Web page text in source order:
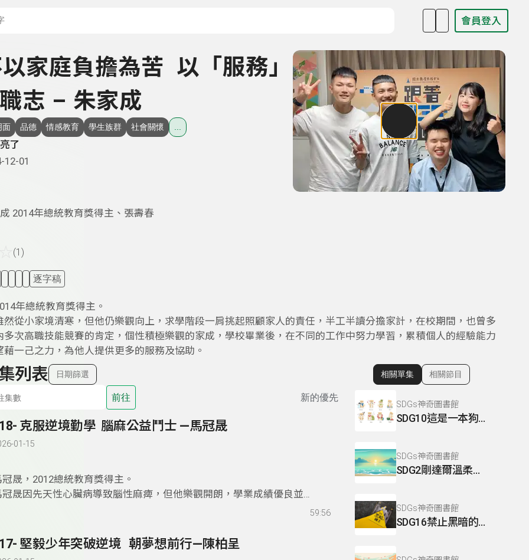
會員登入
家庭負擔為苦 以「服務」
志 – 朱家成
面 品德 情感教育 學生族群 社會關懷
了
12-01
2014年總統教育獎得主、張壽春
(1)
逐字稿
年總統教育獎得主。
然從小家境清寒，但他仍樂觀向上，求學階段一肩挑起照顧家人的責任，半工半讀分擔家計，在校期間，也曾多
多次高職技能競賽的肯定，個性積極樂觀的家成，學校畢業後，在不同的工作中努力學習，累積個人的經驗能力
藉一己之力，為他人提供更多的服務及協助。
列表 日期篩選
前往 新的優先
克服逆境勤學 腦麻公益鬥士 —馬冠晟
01-15
冠晟，2012總統教育獎得主。
冠晟因先天性心臟病導致腦性麻痺，但他樂觀開朗，學業成績優良並熱
公益。他透過參與詩歌朗讀比賽訓練發音，改善表達能力，並將生命故
公益活動回饋社會。
59:56
堅毅少年突破逆境 朝夢想前行—陳柏呈
顯示相關單集
相關單集 相關節目
SDGs神奇圖書館
SDG10這是一本狗狗書
SDGs神奇圖書館
SDG2剛達爾溫柔的光
SDGs神奇圖書館
SDG16禁止黑暗的國王